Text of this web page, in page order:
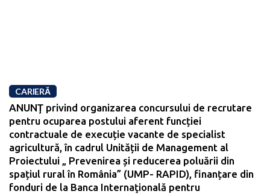
CARIERĂ
ANUNŢ privind organizarea concursului de recrutare
pentru ocuparea postului aferent funcției
contractuale de execuție vacante de specialist
agricultură, în cadrul Unității de Management al
Proiectului „ Prevenirea și reducerea poluării din
spațiul rural în România” (UMP- RAPID), finanțare din
fonduri de la Banca Internaţională pentru